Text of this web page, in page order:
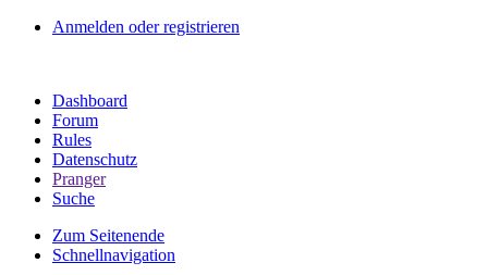
Anmelden oder registrieren
Dashboard
Forum
Rules
Datenschutz
Pranger
Suche
Zum Seitenende
Schnellnavigation